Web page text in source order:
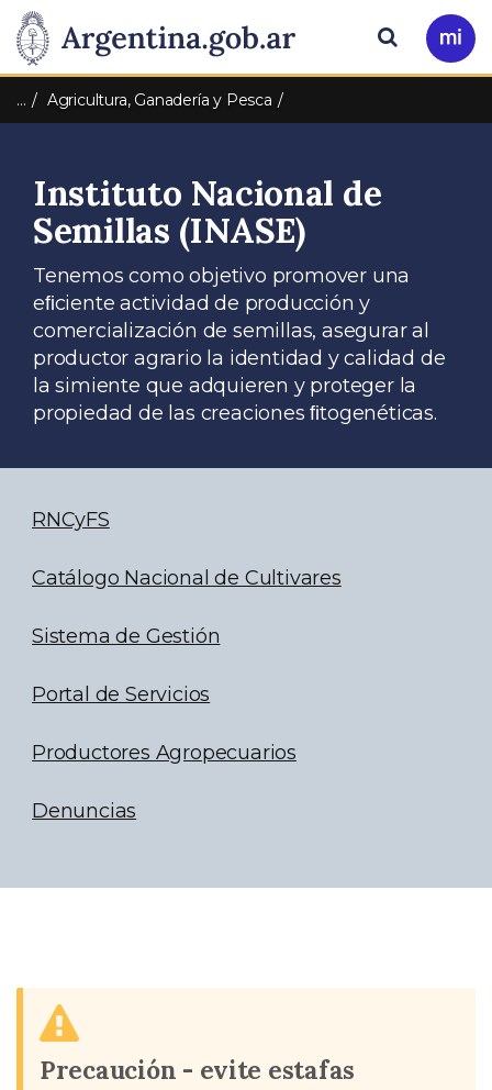
Presidencia
de
Nación
Pasar al contenido principal
Ir
a
Buscar
… Agricultura, Ganadería y Pesca
Instituto Nacional de
Semillas (INASE)
Tenemos como objetivo promover una
eﬁciente actividad de producción y
comercialización de semillas, asegurar al
productor agrario la identidad y calidad de
la simiente que adquieren y proteger la
propiedad de las creaciones ﬁtogenéticas.
RNCyFS
Catálogo Nacional de Cultivares
Sistema de Gestión
Portal de Servicios
Productores Agropecuarios
Denuncias
Precaución - evite estafas